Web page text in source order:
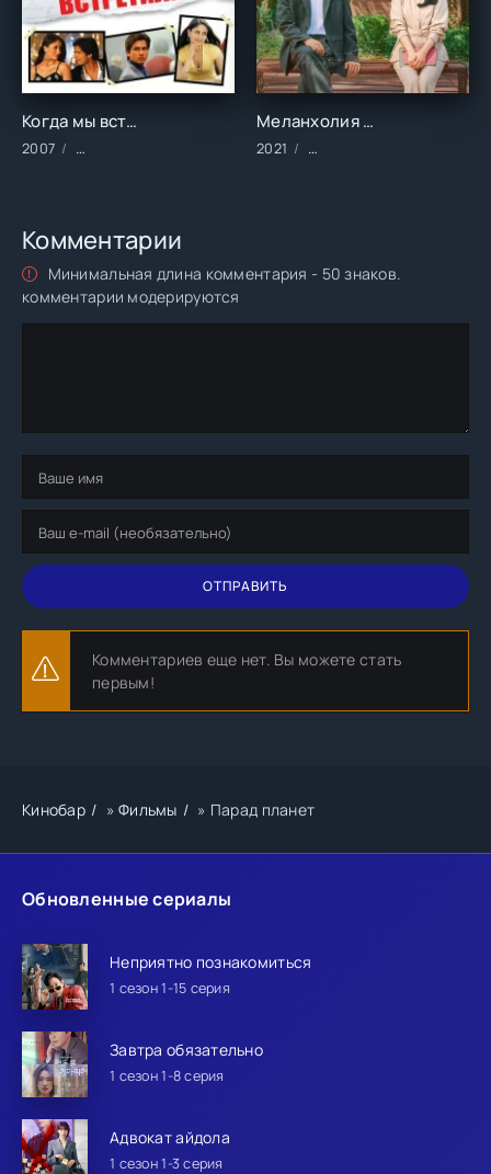
Обновленные сериалы
Неприятно познакомиться
1 сезон 1-15 серия
Завтра обязательно
1 сезон 1-8 серия
Адвокат айдола
1 сезон 1-3 серия
Когда мы встретились (2007)
2007 Фильмы/Зарубежные/Индийские/Драма/Комедии/
Меланхолия (2021)
2021 Сериалы/2021 год/
Комментарии
Минимальная длина комментария - 50 знаков.
комментарии модерируются
ОТПРАВИТЬ
Комментариев еще нет. Вы можете стать
первым!
Кинобар »Фильмы » Парад планет